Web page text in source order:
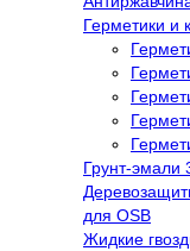
Герметики и
Грунт-эмали
для OSB
Жидкие